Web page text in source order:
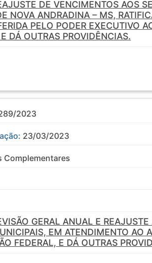
DE VENCIMENTOS AOS
NOVA ANDRADINA – MS,
PELO PODER EXECUTIVO
DÁ OUTRAS PROVIDÊNCIAS.
2023
23/03/2023
Complementares
GERAL ANUAL E REAJUSTE
EM ATENDIMENTO AO
FEDERAL, E DÁ OUTRAS